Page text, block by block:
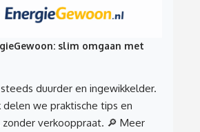
slim omgaan met
duurder en ingewikkelder.
delen we praktische tips en
verkooppraat. 🔎 Meer